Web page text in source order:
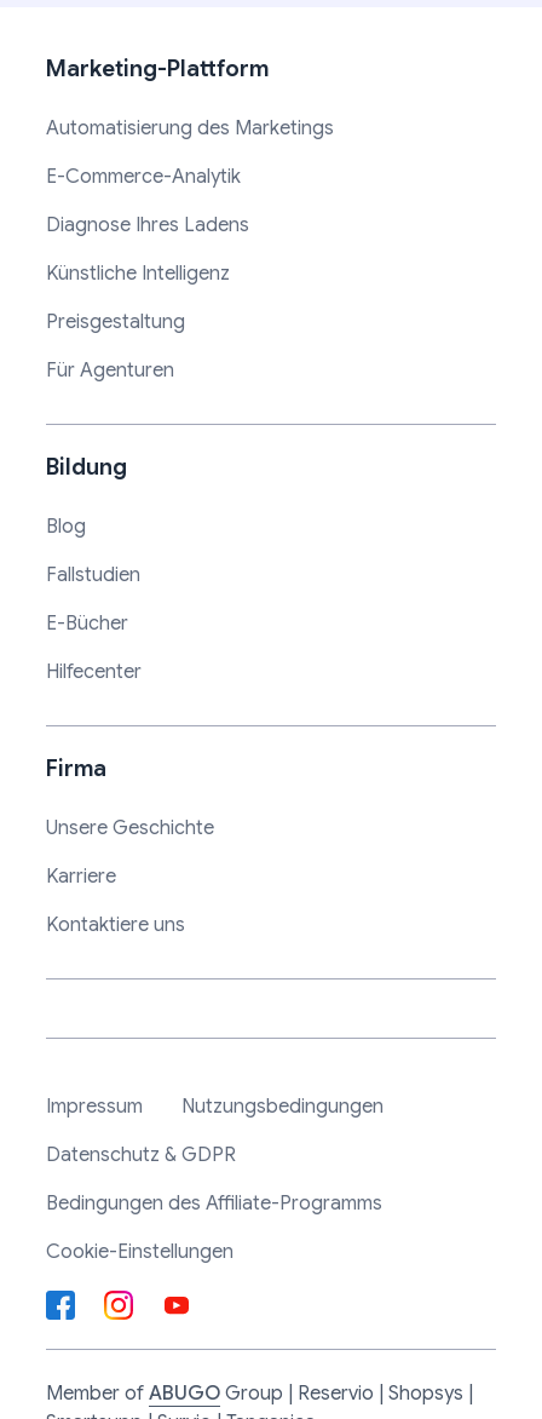
Marketing-Plattform
Automatisierung des Marketings
E-Commerce-Analytik
Diagnose Ihres Ladens
Künstliche Intelligenz
Preisgestaltung
Für Agenturen
Bildung
Blog
Fallstudien
E-Bücher
Hilfecenter
Firma
Unsere Geschichte
Karriere
Kontaktiere uns
Impressum
Nutzungsbedingungen
Datenschutz & GDPR
Bedingungen des Affiliate-Programms
Cookie-Einstellungen
Member of ABUGO Group | Reservio | Shopsys |